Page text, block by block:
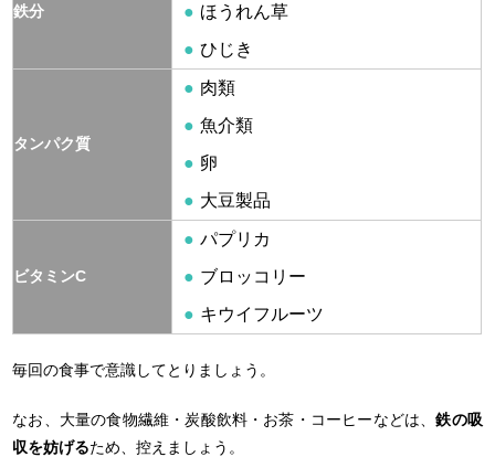
鉄分
ほうれん草
ひじき
タンパク質
肉類
魚介類
卵
大豆製品
ビタミンC
パプリカ
ブロッコリー
キウイフルーツ
毎回の食事で意識してとりましょう。
なお、大量の食物繊維・炭酸飲料・お茶・コーヒーなどは、鉄の吸
収を妨げるため、控えましょう。